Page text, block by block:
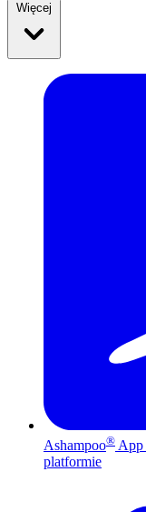
Więcej
Ashampoo® App
platformie